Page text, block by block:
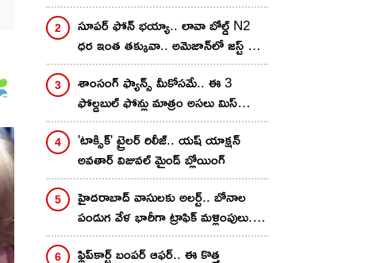
వెంటనే కొనేస్తారు!
సూపర్ ఫోన్ భయ్యా.. లావా బోల్డ్ N2
ధర ఇంత తక్కువా.. అమెజాన్‌లో జస్ట్ రూ.
8,999కే
శాంసంగ్ ఫ్యాన్స్ మీకోసమే.. ఈ 3
ఫోల్డబుల్ ఫోన్లు మాత్రం అసలు మిస్
చేసుకోవద్దు.. ధర జస్ట్..!
'టాక్సిక్' ట్రైలర్ రిలీజ్.. యష్ యాక్షన్
అవతార్ విజువల్ మైండ్ బ్లోయింగ్
హైదరాబాద్‌ వాసులకు అలర్ట్.. బోనాల
పండుగ వేళ భారీగా ట్రాఫిక్ మళ్లింపులు..
ఈ రూట్లలో అస్సలు వెళ్ళకండి!
ఫ్లిప్‌కార్ట్ బంపర్ ఆఫర్.. ఈ కొత్త